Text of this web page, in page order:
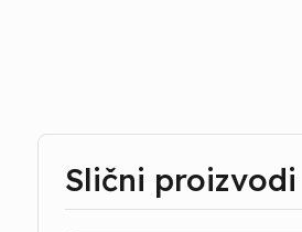
Slični proizvodi